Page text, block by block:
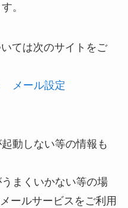
。
ては次のサイトをご
メール設定
動しない等の情報も
まくいかない等の場
ールサービスをご利用